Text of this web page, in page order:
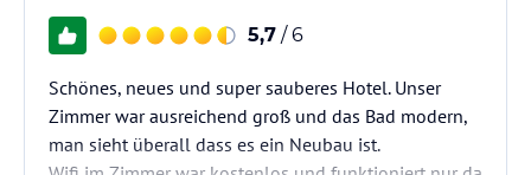
5,7 / 6
Schönes, neues und super sauberes Hotel. Unser
Zimmer war ausreichend groß und das Bad modern,
man sieht überall dass es ein Neubau ist.